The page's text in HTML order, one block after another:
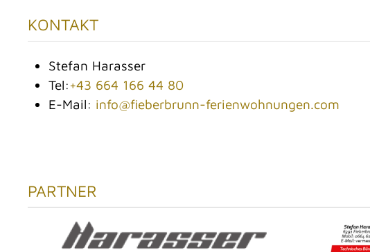
KONTAKT
Stefan Harasser
Tel:+43 664 166 44 80
E-Mail: info@fieberbrunn-ferienwohnungen.com
PARTNER